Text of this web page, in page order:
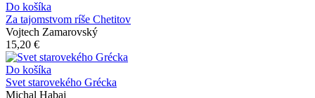
Do košíka
Za tajomstvom ríše Chetitov
Vojtech Zamarovský
15,20 €
Do košíka
Svet starovekého Grécka
Michal Habaj